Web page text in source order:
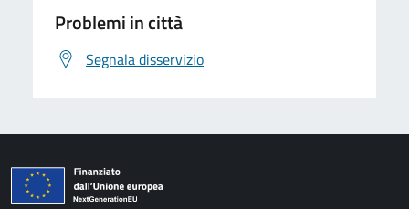
Problemi in città
Segnala disservizio